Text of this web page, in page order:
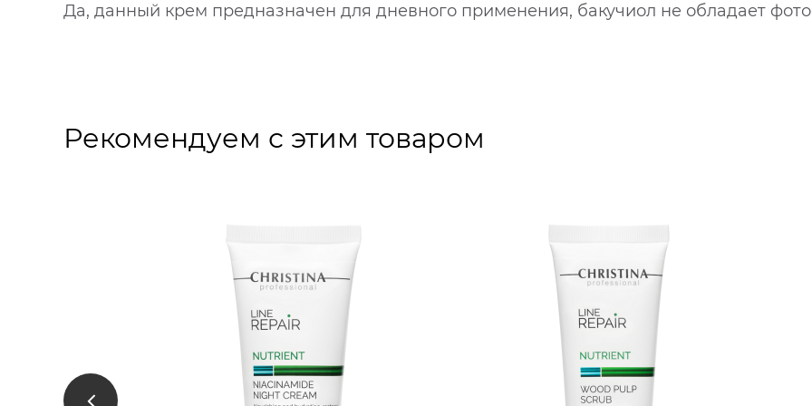
Да, данный крем предназначен для дневного применения, бакучиол не обладает
Рекомендуем с этим товаром